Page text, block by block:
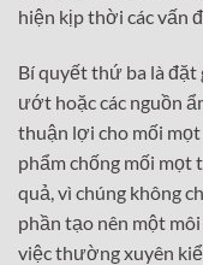
hiện kịp thời các vấn
Bí quyết thứ ba là
ướt hoặc các nguồn
thuận lợi cho mối
phẩm chống mối mọt
quả, vì chúng không
phần tạo nên một
việc thường xuyên